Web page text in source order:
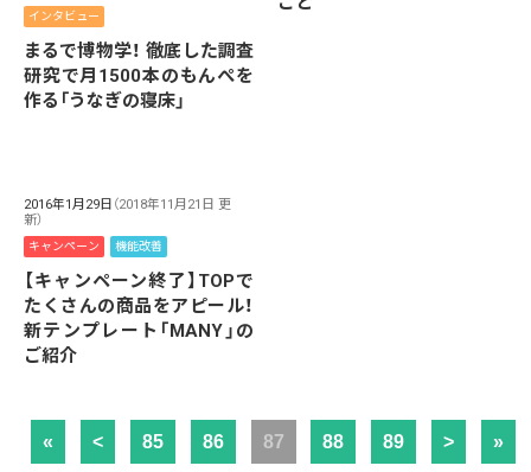
インタビュー
まるで博物学！ 徹底した調査
研究で月1500本のもんぺを
作る「うなぎの寝床」
2016年1月29日 （2018年11月21日 更
新）
キャンペーン 機能改善
【キャンペーン終了】TOPで
たくさんの商品をアピール！
新テンプレート「MANY」の
ご紹介
« < 85 86 87 88 89 > »